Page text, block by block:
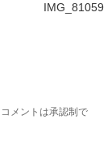
IMG_81059
メントは承認制で